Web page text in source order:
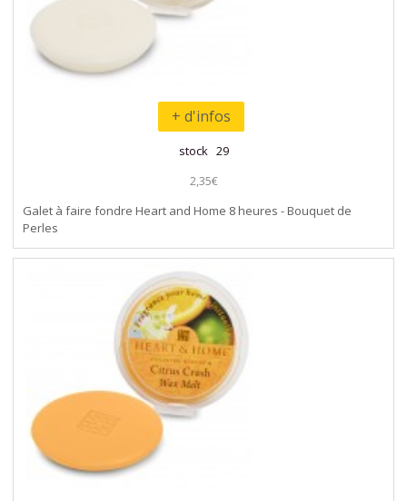
+ d'infos
stock 29
2,35€
Galet à faire fondre Heart and Home 8 heures - Bouquet de
Perles